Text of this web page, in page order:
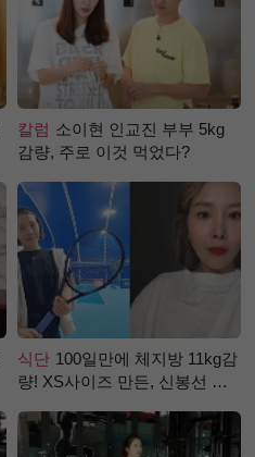
칼럼 소이현 인교진 부부 5kg
감량, 주로 이것 먹었다?
식단 100일만에 체지방 11kg감
량! XS사이즈 만든, 신봉선 식